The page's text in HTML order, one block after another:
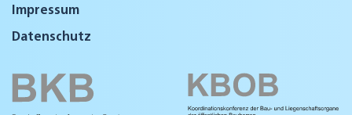
Impressum
Datenschutz